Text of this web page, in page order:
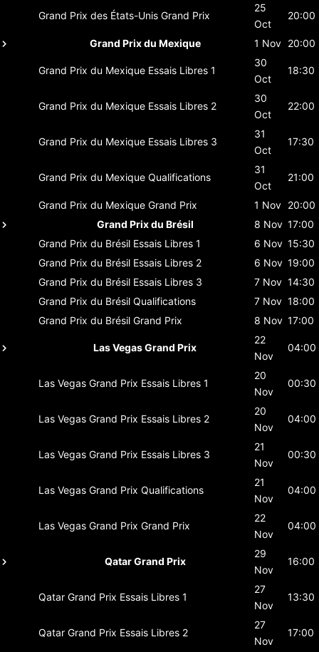
Grand Prix des États-Unis Grand Prix
25
Oct
20:00
Grand Prix du Mexique 1 Nov 20:00
Grand Prix du Mexique Essais Libres 1
30
Oct
18:30
Grand Prix du Mexique Essais Libres 2
30
Oct
22:00
Grand Prix du Mexique Essais Libres 3
31
Oct
17:30
Grand Prix du Mexique Qualifications
31
Oct
21:00
Grand Prix du Mexique Grand Prix 1 Nov 20:00
Grand Prix du Brésil
8 Nov 17:00
Grand Prix du Brésil Essais Libres 1 6 Nov 15:30
Grand Prix du Brésil Essais Libres 2 6 Nov 19:00
Grand Prix du Brésil Essais Libres 3 7 Nov 14:30
Grand Prix du Brésil Qualifications 7 Nov 18:00
Grand Prix du Brésil Grand Prix 8 Nov 17:00
Las Vegas Grand Prix
22
Nov
04:00
Las Vegas Grand Prix Essais Libres 1
20
Nov
00:30
Las Vegas Grand Prix Essais Libres 2
20
Nov
04:00
Las Vegas Grand Prix Essais Libres 3
21
Nov
00:30
Las Vegas Grand Prix Qualifications
21
Nov
04:00
Las Vegas Grand Prix Grand Prix
22
Nov
04:00
Qatar Grand Prix
29
Nov
16:00
Qatar Grand Prix Essais Libres 1
27
Nov
13:30
Qatar Grand Prix Essais Libres 2
27
Nov
17:00